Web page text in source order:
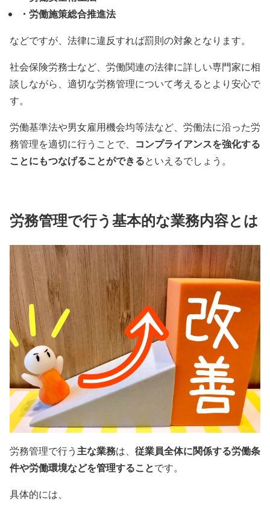
・労働施策総合推進法
などですが、法律に違反すれば罰則の対象となります。
社会保険労務士など、労働関連の法律に詳しい専門家に相
談しながら、適切な労務管理について考えるとより安心で
す。
労働基準法や男女雇用機会均等法など、労働法に沿った労
務管理を適切に行うことで、 コンプライアンスを強化する
ことにもつなげることができるといえるでしょう。
労務管理で行う基本的な業務内容とは
労務管理で行う主な業務は、 従業員全体に関係する労働条
件や労働環境などを管理することです。
具体的には、